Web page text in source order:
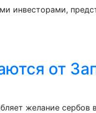
инвесторами,
от
желание